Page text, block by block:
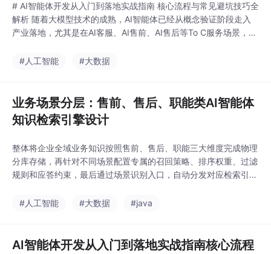
# AI智能体开发从入门到落地实战指南 核心流程与常见避坑技巧全
解析 随着大模型技术的成熟，AI智能体已经从概念验证阶段走入
产业落地，尤其是在AI客服、AI售前、AI售后等To C服务场景，能
发者次接触AI智能体开发时，往往会陷入“先选大模型再堆功能”的
#人工智能 #大数据
业务场景分层：售前、售后、职能类AI智能体
知识检索引擎设计
整体将企业全域业务知识按照售前、售后、职能三大维度完成物理
分库存储，再针对不同场景配置专属的召回策略、排序权重、过滤
规则和应答约束，最后通过场景识别入口，自动分发对应检索引擎
能满足基础答疑需求，而分层式检索引擎，能够精准匹配售前获
#人工智能 #大数据 #java
AI智能体开发从入门到落地实战指南核心流程